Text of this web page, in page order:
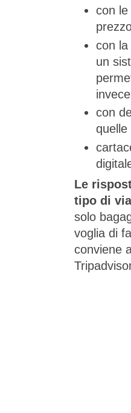
con
con
un
con
quelle
Le
tipo di
solo
voglia di
conviene